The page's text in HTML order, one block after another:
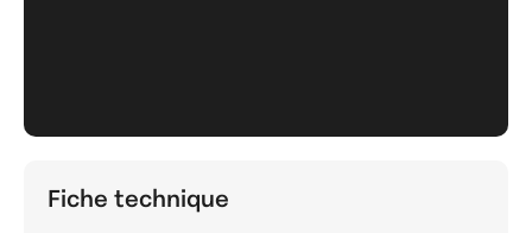
Fiche technique